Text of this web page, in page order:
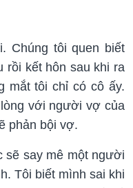
Chúng tôi quen biết
rồi kết hôn sau khi ra
mắt tôi chỉ có cô ấy.
với người vợ của
phản bội vợ.
sẽ say mê một người
Tôi biết mình sai khi